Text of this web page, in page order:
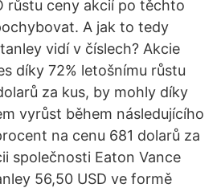
růstu ceny akcií po těchto
A jak to tedy
vidí v číslech? Akcie
díky 72% letošnímu růstu
za kus, by mohly díky
vyrůst během následujícího
na cenu 681 dolarů za
společnosti Eaton Vance
56,50 USD ve formě